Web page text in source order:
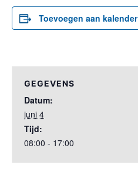
Toevoegen aan kalender
GEGEVENS
Datum:
juni 4
Tijd:
08:00 - 17:00